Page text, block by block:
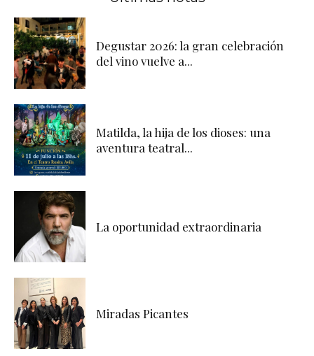
Degustar 2026: la gran celebración
del vino vuelve a...
Matilda, la hija de los dioses: una
aventura teatral...
La oportunidad extraordinaria
Miradas Picantes